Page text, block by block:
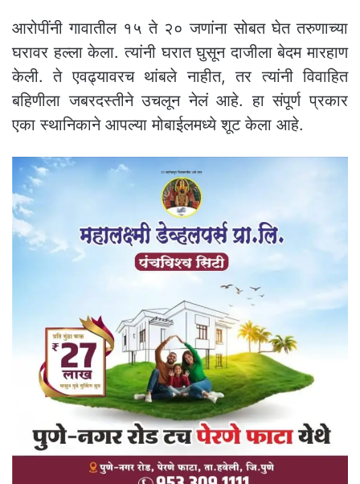
आरोपींनी गावातील १५ ते २० जणांना सोबत घेत तरुणाच्या
घरावर हल्ला केला. त्यांनी घरात घुसून दाजीला बेदम मारहाण
केली. ते एवढ्यावरच थांबले नाहीत, तर त्यांनी विवाहित
बहिणीला जबरदस्तीने उचलून नेलं आहे. हा संपूर्ण प्रकार
एका स्थानिकाने आपल्या मोबाईलमध्ये शूट केला आहे.